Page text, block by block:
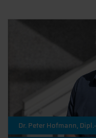
Dr. Peter Hofmann,